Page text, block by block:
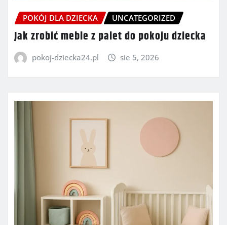
POKÓJ DLA DZIECKA UNCATEGORIZED
Jak zrobić meble z palet do pokoju dziecka
pokoj-dziecka24.pl sie 5, 2026